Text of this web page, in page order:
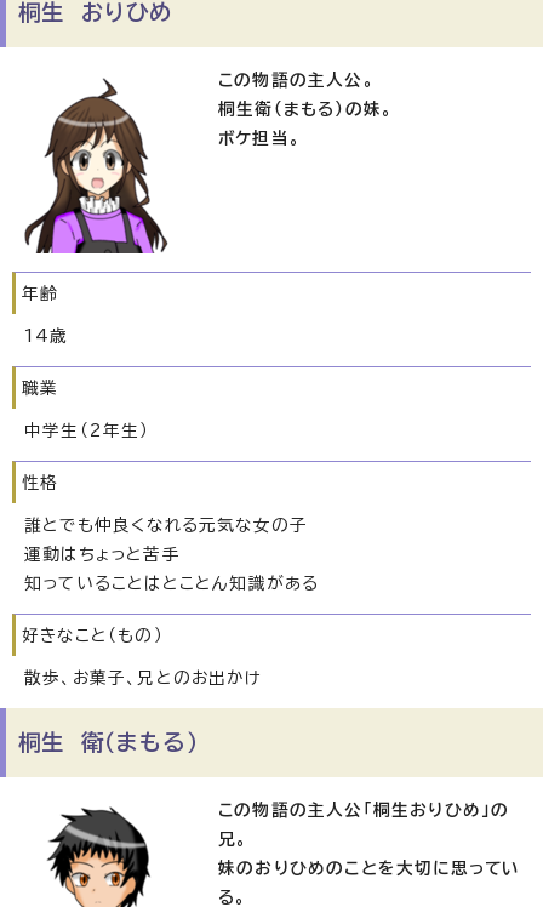
桐生 おりひめ
この物語の主人公。
桐生衛（まもる）の妹。
ボケ担当。
年齢
14歳
職業
中学生（2年生）
性格
誰とでも仲良くなれる元気な女の子
運動はちょっと苦手
知っていることはとことん知識がある
好きなこと（もの）
散歩、お菓子、兄とのお出かけ
桐生 衛（まもる）
この物語の主人公「桐生おりひめ」の
兄。
妹のおりひめのことを大切に思ってい
る。